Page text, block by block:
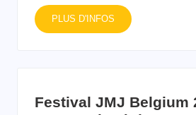
PLUS D'INFOS
Festival JMJ Belgium